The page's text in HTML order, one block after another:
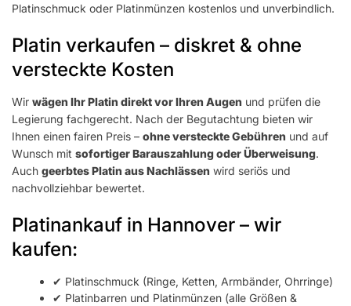
Platinschmuck oder Platinmünzen kostenlos und unverbindlich.
Platin verkaufen – diskret & ohne
versteckte Kosten
Wir wägen Ihr Platin direkt vor Ihren Augen und prüfen die
Legierung fachgerecht. Nach der Begutachtung bieten wir
Ihnen einen fairen Preis – ohne versteckte Gebühren und auf
Wunsch mit sofortiger Barauszahlung oder Überweisung.
Auch geerbtes Platin aus Nachlässen wird seriös und
nachvollziehbar bewertet.
Platinankauf in Hannover – wir
kaufen:
✔ Platinschmuck (Ringe, Ketten, Armbänder, Ohrringe)
✔ Platinbarren und Platinmünzen (alle Größen &